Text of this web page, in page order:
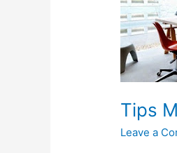
Tips
Leave a
di
Rumah